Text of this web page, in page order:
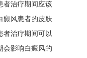
者治疗期间应该
癜风患者的皮肤
者治疗期间可以
会影响白癜风的